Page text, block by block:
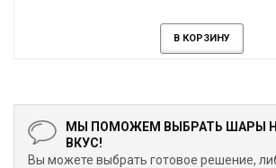
В КОРЗИНУ
МЫ ПОМОЖЕМ ВЫБРАТЬ ШАРЫ
ВКУС!
Вы можете выбрать готовое решение,